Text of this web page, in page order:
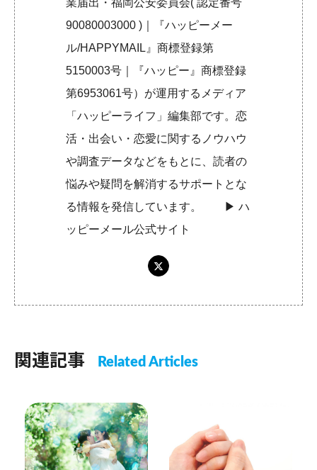
業届出・福岡公安委員会( 認定番号
90080003000 )｜『ハッピーメー
ル/HAPPYMAIL』商標登録第
5150003号｜『ハッピー』商標登録
第6953061号）が運用するメディア
「ハッピーライフ」編集部です。恋
活・出会い・恋愛に関するノウハウ
や調査データなどをもとに、読者の
悩みや疑問を解消するサポートとな
る情報を発信しています。 ▶︎ハ
ッピーメール公式サイト
関連記事 Related Articles